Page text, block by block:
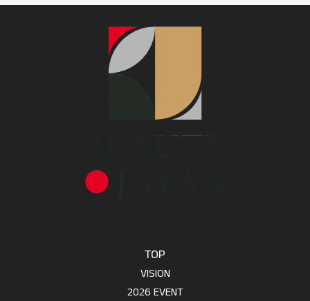
TOP
VISION
2026 EVENT